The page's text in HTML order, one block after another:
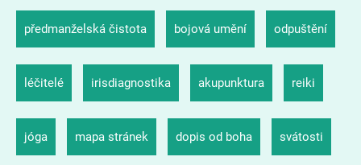
předmanželská čistota bojová umění odpuštění
léčitelé irisdiagnostika akupunktura reiki
jóga mapa stránek dopis od boha svátosti